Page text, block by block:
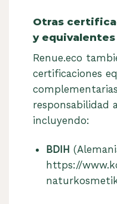
Otras
y equivalentes
Renue.eco
certificaciones
responsabilidad
incluyendo:
BDIH
https://